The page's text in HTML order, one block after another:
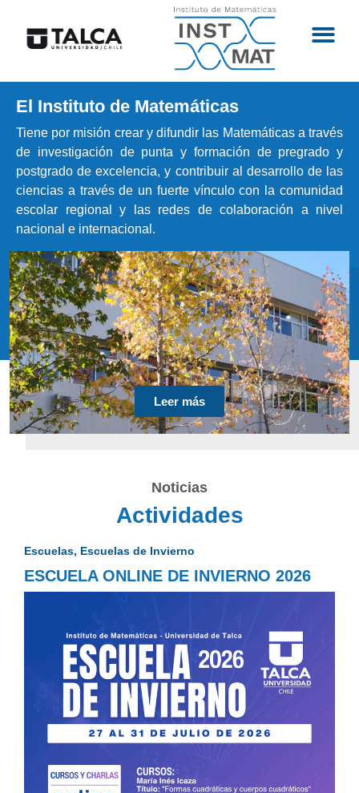
El Instituto de Matemáticas
Tiene por misión crear y difundir las Matemáticas a través
de investigación de punta y formación de pregrado y
postgrado de excelencia, y contribuir al desarrollo de las
ciencias a través de un fuerte vínculo con la comunidad
escolar regional y las redes de colaboración a nivel
nacional e internacional.
Leer más
Noticias
Actividades
Escuelas, Escuelas de Invierno
ESCUELA ONLINE DE INVIERNO 2026